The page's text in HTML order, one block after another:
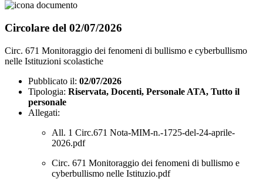
Circolare del 02/07/2026
Circ. 671 Monitoraggio dei fenomeni di bullismo e cyberbullismo
nelle Istituzioni scolastiche
Pubblicato il: 02/07/2026
Tipologia: Riservata, Docenti, Personale ATA, Tutto il
personale
Allegati:
All. 1 Circ.671 Nota-MIM-n.-1725-del-24-aprile-
2026.pdf
Circ. 671 Monitoraggio dei fenomeni di bullismo e
cyberbullismo nelle Istituzio.pdf